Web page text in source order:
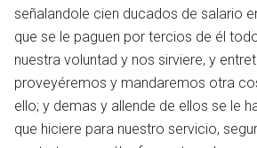
señalandole cien ducados de salario
que se le paguen por tercios de él
nuestra voluntad y nos sirviere, y
proveyéremos y mandaremos otra
ello; y demas y allende de ellos se le
que hiciere para nuestro servicio,